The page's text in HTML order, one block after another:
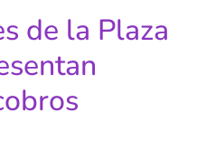
de la Plaza